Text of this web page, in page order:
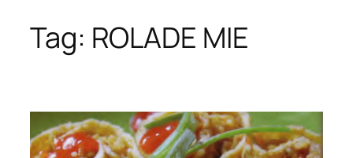
Tag: ROLADE MIE